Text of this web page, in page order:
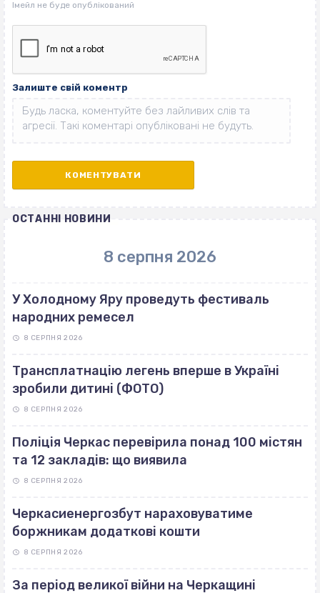
Залиште свій коментр
ОСТАННІ НОВИНИ
8 серпня 2026
У Холодному Яру проведуть фестиваль
народних ремесел
8 СЕРПНЯ 2026
Трансплатнацію легень вперше в Україні
зробили дитині (ФОТО)
8 СЕРПНЯ 2026
Поліція Черкас перевірила понад 100 містян
та 12 закладів: що виявила
8 СЕРПНЯ 2026
Черкасиенергозбут нараховуватиме
боржникам додаткові кошти
8 СЕРПНЯ 2026
За період великої війни на Черкащині